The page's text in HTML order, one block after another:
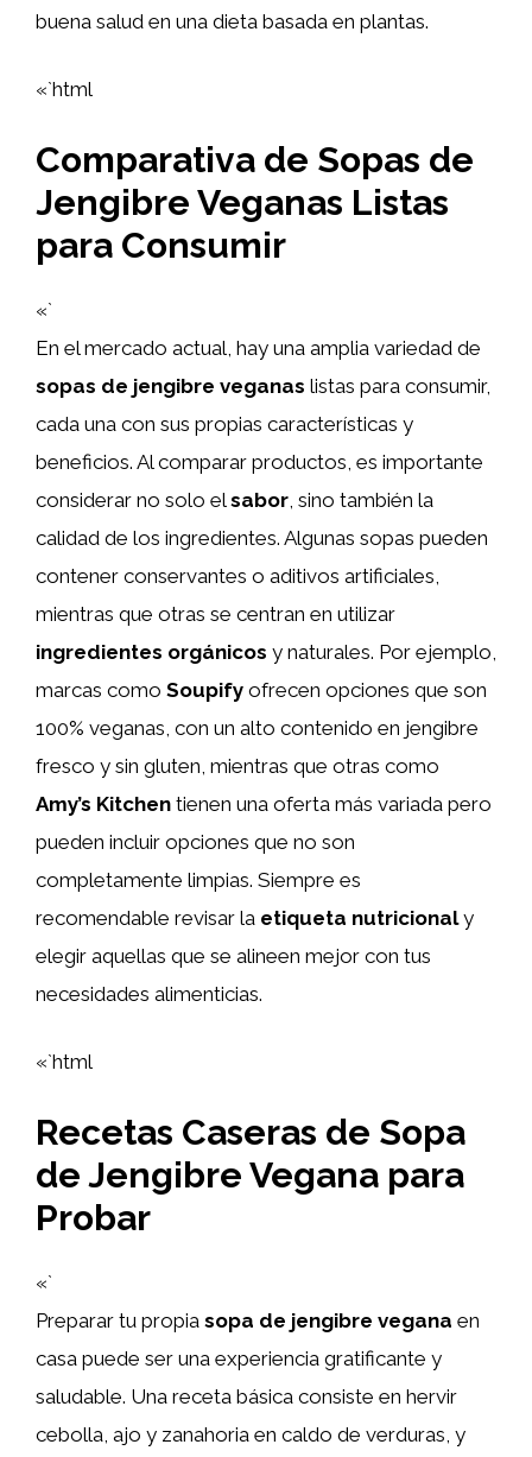
buena salud en una dieta basada en plantas.
«`html
Comparativa de Sopas de
Jengibre Veganas Listas
para Consumir
«`
En el mercado actual, hay una amplia variedad de
sopas de jengibre veganas listas para consumir,
cada una con sus propias características y
beneficios. Al comparar productos, es importante
considerar no solo elsabor , sino también la
calidad de los ingredientes. Algunas sopas pueden
contener conservantes o aditivos artificiales,
mientras que otras se centran en utilizar
ingredientes orgánicos y naturales. Por ejemplo,
marcas como Soupify ofrecen opciones que son
100% veganas, con un alto contenido en jengibre
fresco y sin gluten, mientras que otras como
Amy’s Kitchen tienen una oferta más variada pero
pueden incluir opciones que no son
completamente limpias. Siempre es
recomendable revisar la etiqueta nutricionaly
elegir aquellas que se alineen mejor con tus
necesidades alimenticias.
«`html
Recetas Caseras de Sopa
de Jengibre Vegana para
Probar
«`
Preparar tu propia sopa de jengibre vegana en
casa puede ser una experiencia gratificante y
saludable. Una receta básica consiste en hervir
cebolla, ajo y zanahoria en caldo de verduras, y